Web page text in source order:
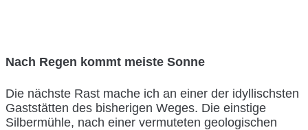
Nach Regen kommt meiste Sonne
Die nächste Rast mache ich an einer der idyllischsten
Gaststätten des bisherigen Weges. Die einstige
Silbermühle, nach einer vermuteten geologischen